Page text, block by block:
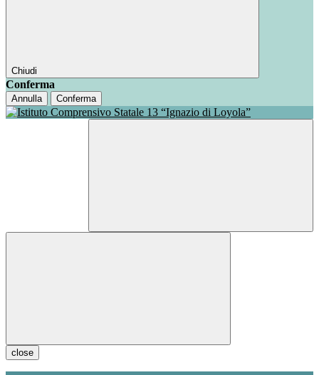
Chiudi
Conferma
Annulla Conferma
close